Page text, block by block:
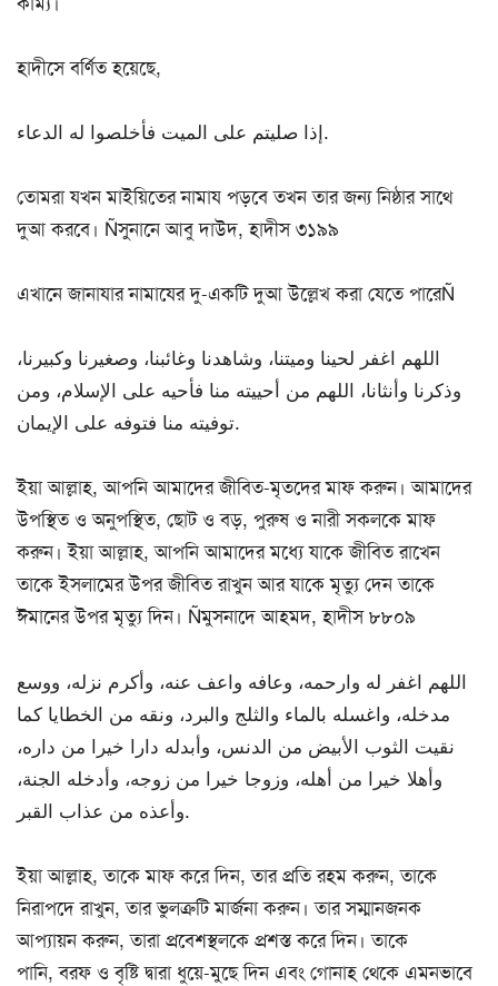
হাদীসে বর্ণিত হয়েছে,
إذا صليتم على الميت فأخلصوا له الدعاء.
তোমরা যখন মাইয়িতের নামায পড়বে তখন তার জন্য নিষ্ঠার সাথে
দুআ করবে। Ñসুনানে আবু দাউদ, হাদীস ৩১৯৯
এখানে জানাযার নামাযের দু-একটি দুআ উল্লেখ করা যেতে পারেÑ
اللهم اغفر لحينا وميتنا، وشاهدنا وغائبنا، وصغيرنا وكبيرنا،
وذكرنا وأنثانا، اللهم من أحييته منا فأحيه على الإسلام، ومن
توفيته منا فتوفه على الإيمان.
ইয়া আল্লাহ, আপনি আমাদের জীবিত-মৃতদের মাফ করুন। আমাদের
উপস্থিত ও অনুপস্থিত, ছোট ও বড়, পুরুষ ও নারী সকলকে মাফ
করুন। ইয়া আল্লাহ, আপনি আমাদের মধ্যে যাকে জীবিত রাখেন
তাকে ইসলামের উপর জীবিত রাখুন আর যাকে মৃত্যু দেন তাকে
ঈমানের উপর মৃত্যু দিন। Ñমুসনাদে আহমদ, হাদীস ৮৮০৯
اللهم اغفر له وارحمه، وعافه واعف عنه، وأكرم نزله، ووسع
مدخله، واغسله بالماء والثلج والبرد، ونقه من الخطايا كما
نقيت الثوب الأبيض من الدنس، وأبدله دارا خيرا من داره،
وأهلا خيرا من أهله، وزوجا خيرا من زوجه، وأدخله الجنة،
وأعذه من عذاب القبر.
ইয়া আল্লাহ, তাকে মাফ করে দিন, তার প্রতি রহম করুন, তাকে
নিরাপদে রাখুন, তার ভুলত্রুটি মার্জনা করুন। তার সম্মানজনক
আপ্যায়ন করুন, তারা প্রবেশস্থলকে প্রশস্ত করে দিন। তাকে
পানি, বরফ ও বৃষ্টি দ্বারা ধুয়ে-মুছে দিন এবং গোনাহ থেকে এমনভাবে